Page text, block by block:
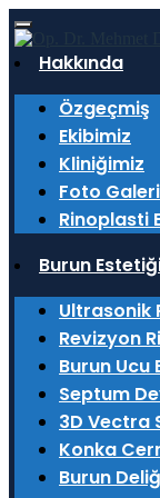
Hakkında
Özgeçmiş
Ekibimiz
Kliniğimiz
Foto Galeri
Rinoplasti
Burun
Ultrasonik
Revizyon
Burun Ucu
Septum
3D Vectra
Konka
Burun
Cilt
Yaşama
özelliklerinde
Özellikle yüzde-
yaşlanma
döngüsünün bir
görünüşlerinden